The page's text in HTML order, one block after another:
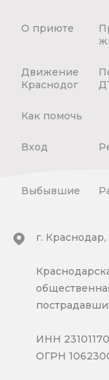
О приюте
Движение
Краснодог
Как помочь
Вход
Выбывшие
г.
ИНН
ОГРН